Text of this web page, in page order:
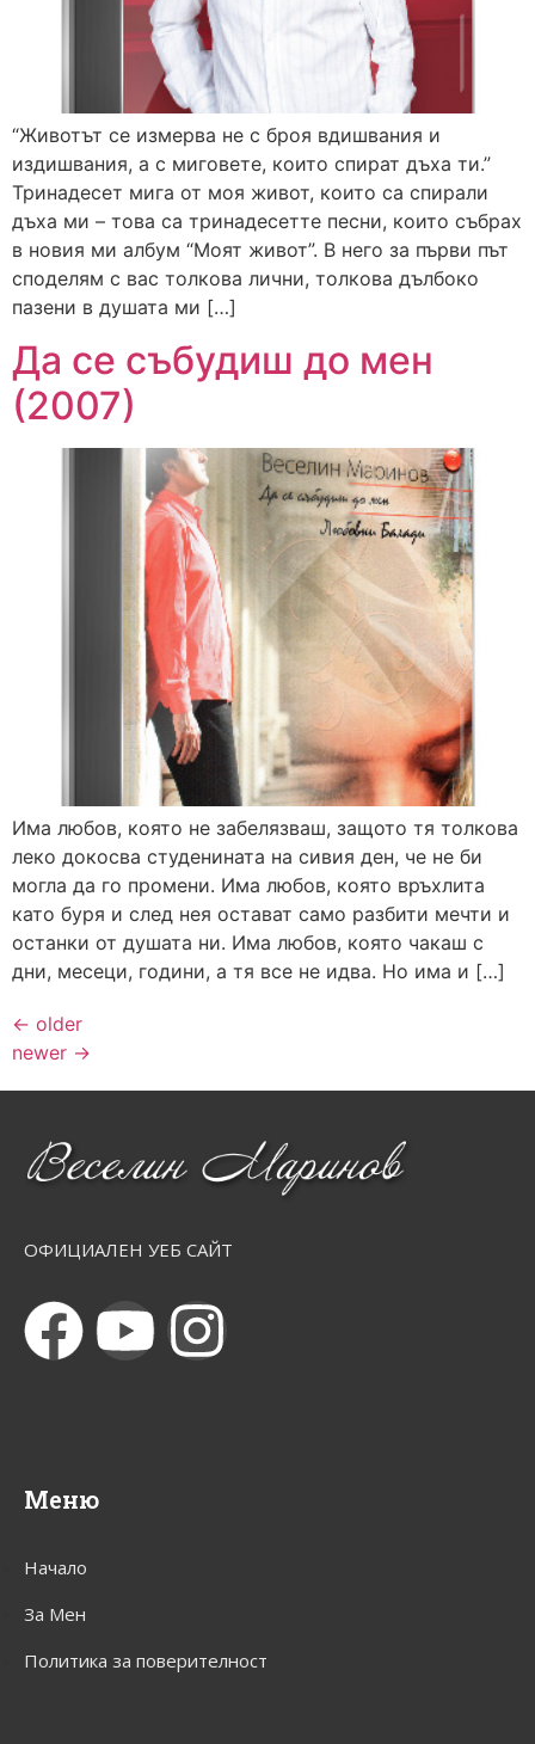
“Животът се измерва не с броя вдишвания и
издишвания, а с миговете, които спират дъха ти.”
Тринадесет мига от моя живот, които са спирали
дъха ми – това са тринадесетте песни, които събрах
в новия ми албум “Моят живот”. В него за първи път
споделям с вас толкова лични, толкова дълбоко
пазени в душата ми […]
Да се събудиш до мен
(2007)
Има любов, която не забелязваш, защото тя толкова
леко докосва студенината на сивия ден, че не би
могла да го промени. Има любов, която връхлита
като буря и след нея остават само разбити мечти и
останки от душата ни. Има любов, която чакаш с
дни, месеци, години, а тя все не идва. Но има и […]
← older
newer →
ОФИЦИАЛЕН УЕБ САЙТ
Меню
Начало
За Мен
Политика за поверителност